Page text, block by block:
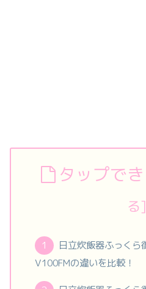
タップで
日立炊飯器ふっくら
V100FMの違いを比較！